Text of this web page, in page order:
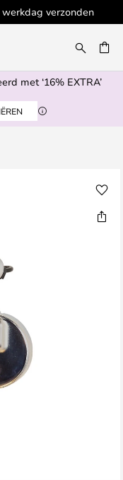
verzonden
met ‘16% EXTRA’